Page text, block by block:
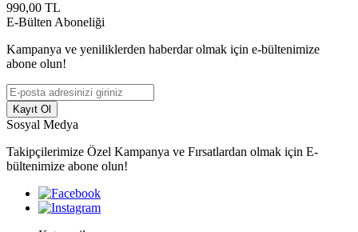
990,00 TL
E-Bülten Aboneliği
Kampanya ve yeniliklerden haberdar olmak için e-bültenimize
abone olun!
Kayıt Ol
Sosyal Medya
Takipçilerimize Özel Kampanya ve Fırsatlardan olmak için E-
bültenimize abone olun!